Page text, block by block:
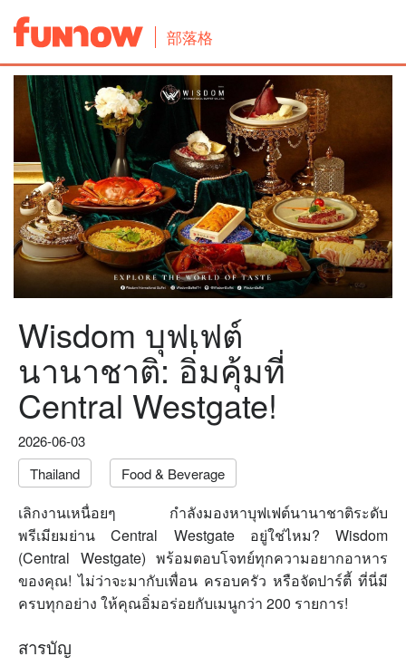
部落格
Wisdom บุฟเฟต์
นานาชาติ: อิ่มคุ้มที่
Central Westgate!
2026-06-03
Thailand
Food & Beverage
เลิกงานเหนื่อยๆ กำลังมองหาบุฟเฟต์นานาชาติระดับ
พรีเมียมย่าน Central Westgate อยู่ใช่ไหม? Wisdom
(Central Westgate) พร้อมตอบโจทย์ทุกความอยากอาหาร
ของคุณ! ไม่ว่าจะมากับเพื่อน ครอบครัว หรือจัดปาร์ตี้ ที่นี่มี
ครบทุกอย่าง ให้คุณอิ่มอร่อยกับเมนูกว่า 200 รายการ!
สารบัญ